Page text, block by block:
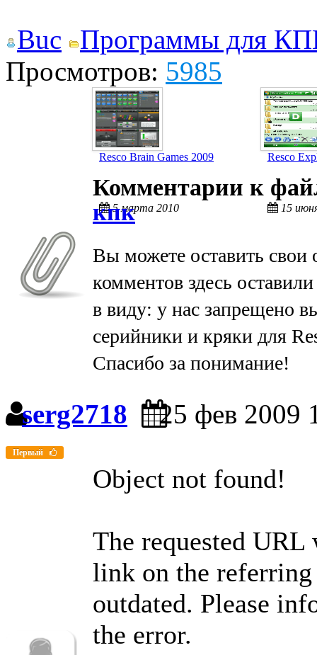
Buc
Программы для
Просмотров: 5985
Resco Brain Games 2009
5 марта 2010
Resco
15
Комментарии к
кпк
Вы можете оставить свои
комментов здесь
в виду: у нас запрещено
серийники и кряки для
Спасибо за понимание!
serg2718 25 фев 2009
Первый
Object not found!
The requested URL
link on the referring
outdated. Please
the error.